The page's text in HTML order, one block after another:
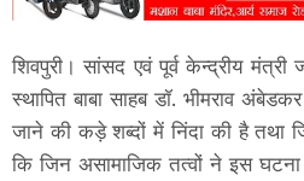
शिवपुरी। सांसद एवं पूर्व केन्द्रीय मंत्री
स्थापित बाबा साहब डॉ. भीमराव
जाने की कड़े शब्दों में निंदा की है तथा
कि जिन असामाजिक तत्वों ने इस घटना